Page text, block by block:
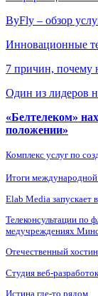
ByFly – обзор
Инновационные
7 причин, почему
Один из лидеров
«Белтелеком»
положении»
Комплекс услуг по
Итоги международной
Elab Media запускает
Телеконсультации по
медучреждениях
Отечественный
Студия веб-
Истина где-то рядом